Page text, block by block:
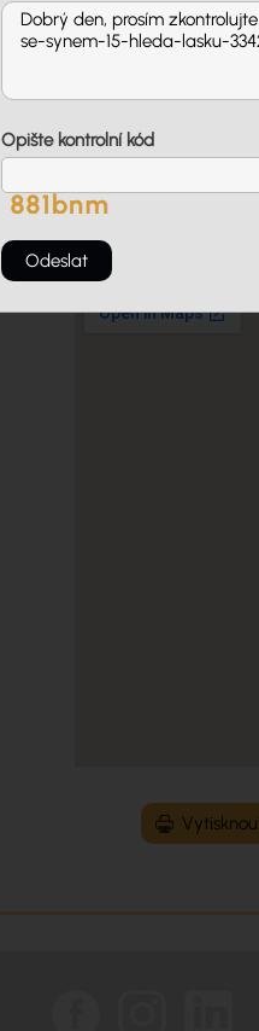
Opište kontrolní kódTelefon: +420 735 881
Lokalita: 439 85